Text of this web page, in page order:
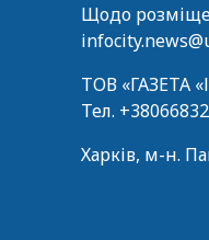
Щодо
ТОВ «ГАЗЕТА
Тел.
Харків, м-н.